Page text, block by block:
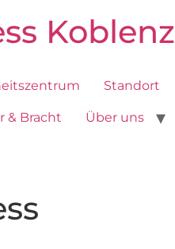
Koblenz
Standort
& Bracht Über uns